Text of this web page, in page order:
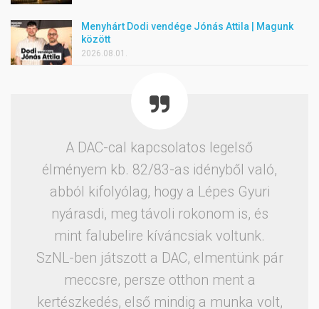
Menyhárt Dodi vendége Jónás Attila | Magunk
között
2026.08.01.
A DAC-cal kapcsolatos legelső
élményem kb. 82/83-as idényből való,
abból kifolyólag, hogy a Lépes Gyuri
nyárasdi, meg távoli rokonom is, és
mint falubelire kíváncsiak voltunk.
SzNL-ben játszott a DAC, elmentünk pár
meccsre, persze otthon ment a
kertészkedés, első mindig a munka volt,